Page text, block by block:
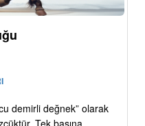
demirli değnek” olarak
Tek başına